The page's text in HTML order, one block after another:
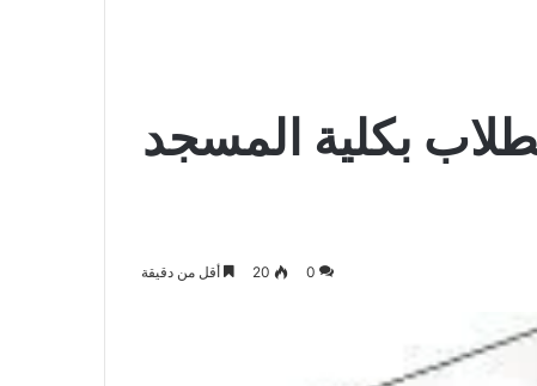
بكلية المسجد
0
20 أقل من دقيقة